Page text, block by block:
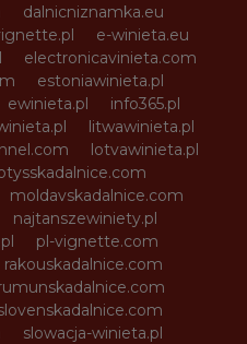
dalnicniznamka.eu
e-winieta.eu
electronicavinieta.com
estoniawinieta.pl
ewinieta.pl
info365.pl
litwawinieta.pl
lotvawinieta.pl
moldavskadalnice.com
najtanszewiniety.pl
pl-vignette.com
rakouskadalnice.com
slowacja-winieta.pl